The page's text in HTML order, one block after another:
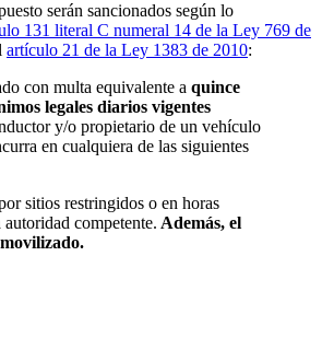
serán sancionados según lo
131 literal C numeral 14 de la Ley 769 de
artículo 21 de la Ley 1383 de 2010:
con multa equivalente a quince
legales diarios vigentes
y/o propietario de un vehículo
en cualquiera de las siguientes
sitios restringidos o en horas
competente. Además, el